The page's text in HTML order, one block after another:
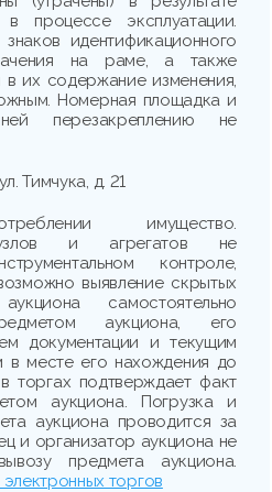
процессе эксплуатации.
идентификационного
на раме, а также
в их содержание изменения,
Номерная площадка и
перезакреплению не
Тимчука, д. 21
имущество.
узлов и агрегатов не
контроле,
выявление скрытых
самостоятельно
аукциона, его
документации и текущим
в месте его нахождения до
торгах подтверждает факт
аукциона. Погрузка и
аукциона проводится за
и организатор аукциона не
предмета аукциона.
торгов